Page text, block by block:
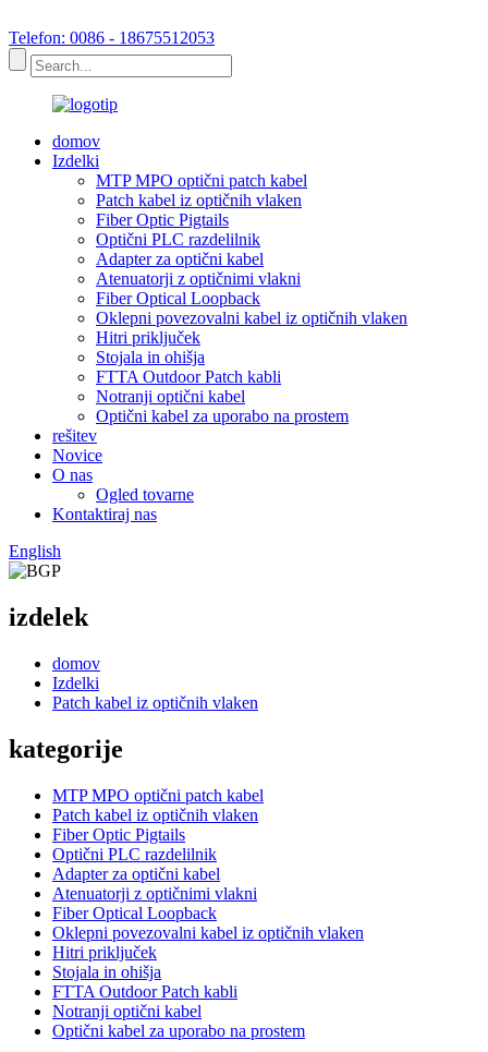
Telefon: 0086 - 18675512053
domov
Izdelki
MTP MPO optični patch kabel
Patch kabel iz optičnih vlaken
Fiber Optic Pigtails
Optični PLC razdelilnik
Adapter za optični kabel
Atenuatorji z optičnimi vlakni
Fiber Optical Loopback
Oklepni povezovalni kabel iz optičnih vlaken
Hitri priključek
Stojala in ohišja
FTTA Outdoor Patch kabli
Notranji optični kabel
Optični kabel za uporabo na prostem
rešitev
Novice
O nas
Ogled tovarne
Kontaktiraj nas
English
izdelek
domov
Izdelki
Patch kabel iz optičnih vlaken
kategorije
MTP MPO optični patch kabel
Patch kabel iz optičnih vlaken
Fiber Optic Pigtails
Optični PLC razdelilnik
Adapter za optični kabel
Atenuatorji z optičnimi vlakni
Fiber Optical Loopback
Oklepni povezovalni kabel iz optičnih vlaken
Hitri priključek
Stojala in ohišja
FTTA Outdoor Patch kabli
Notranji optični kabel
Optični kabel za uporabo na prostem